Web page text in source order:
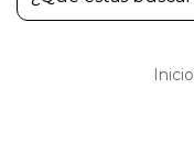
Inicio